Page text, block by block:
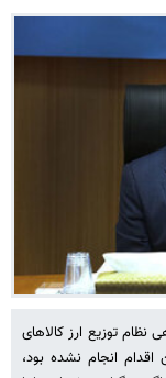
توزیع ارز کالاهای
اقدام انجام نشده بود،